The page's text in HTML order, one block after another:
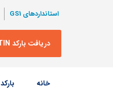
استانداردهای GS1
دریافت بارکد GLN , GTIN
خانه بارکد